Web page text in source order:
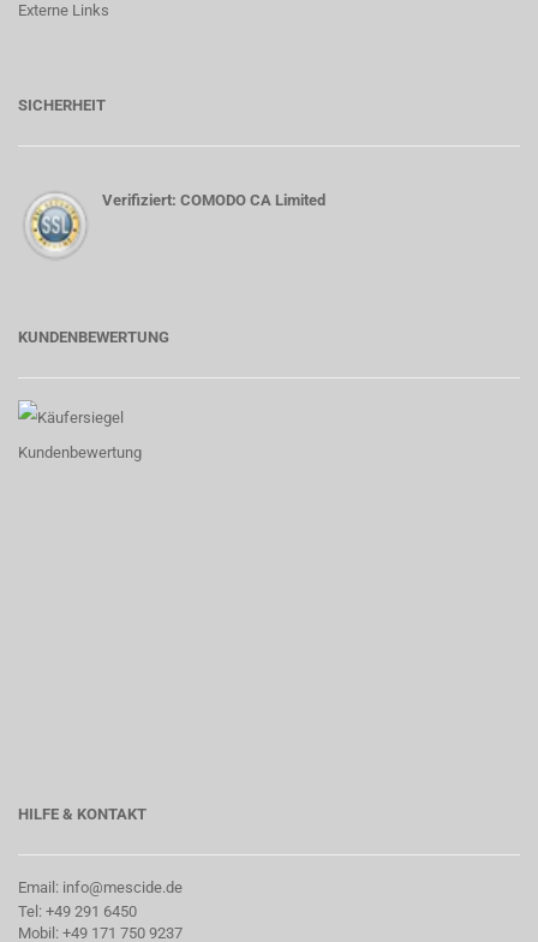
Externe Links
SICHERHEIT
Verifiziert: COMODO CA Limited
KUNDENBEWERTUNG
HILFE & KONTAKT
Email: info@mescide.de
Tel: +49 291 6450
Mobil: +49 171 750 9237